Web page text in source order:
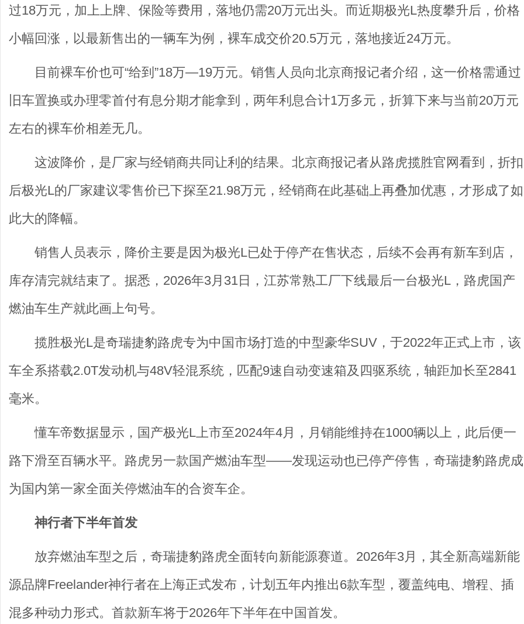
过18万元，加上上牌、保险等费用，落地仍需20万元出头。而近期极光L热度攀升后，价格
小幅回涨，以最新售出的一辆车为例，裸车成交价20.5万元，落地接近24万元。
目前裸车价也可“给到”18万—19万元。销售人员向北京商报记者介绍，这一价格需通过
旧车置换或办理零首付有息分期才能拿到，两年利息合计1万多元，折算下来与当前20万元
左右的裸车价相差无几。
这波降价，是厂家与经销商共同让利的结果。北京商报记者从路虎揽胜官网看到，折扣
后极光L的厂家建议零售价已下探至21.98万元，经销商在此基础上再叠加优惠，才形成了如
此大的降幅。
销售人员表示，降价主要是因为极光L已处于停产在售状态，后续不会再有新车到店，
库存清完就结束了。据悉，2026年3月31日，江苏常熟工厂下线最后一台极光L，路虎国产
燃油车生产就此画上句号。
揽胜极光L是奇瑞捷豹路虎专为中国市场打造的中型豪华SUV，于2022年正式上市，该
车全系搭载2.0T发动机与48V轻混系统，匹配9速自动变速箱及四驱系统，轴距加长至2841
毫米。
懂车帝数据显示，国产极光L上市至2024年4月，月销能维持在1000辆以上，此后便一
路下滑至百辆水平。路虎另一款国产燃油车型——发现运动也已停产停售，奇瑞捷豹路虎成
为国内第一家全面关停燃油车的合资车企。
神行者下半年首发
放弃燃油车型之后，奇瑞捷豹路虎全面转向新能源赛道。2026年3月，其全新高端新能
源品牌Freelander神行者在上海正式发布，计划五年内推出6款车型，覆盖纯电、增程、插
混多种动力形式。首款新车将于2026年下半年在中国首发。